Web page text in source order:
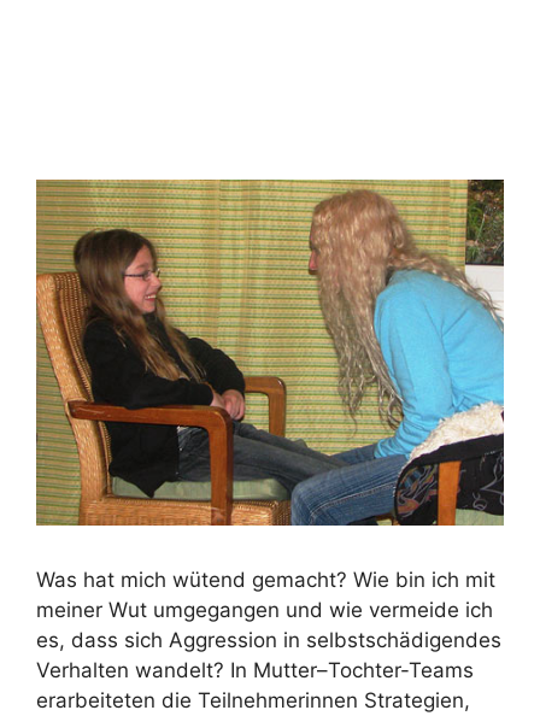
Was hat mich wütend gemacht? Wie bin ich mit
meiner Wut umgegangen und wie vermeide ich
es, dass sich Aggression in selbstschädigendes
Verhalten wandelt? In Mutter–Tochter-Teams
erarbeiteten die Teilnehmerinnen Strategien,